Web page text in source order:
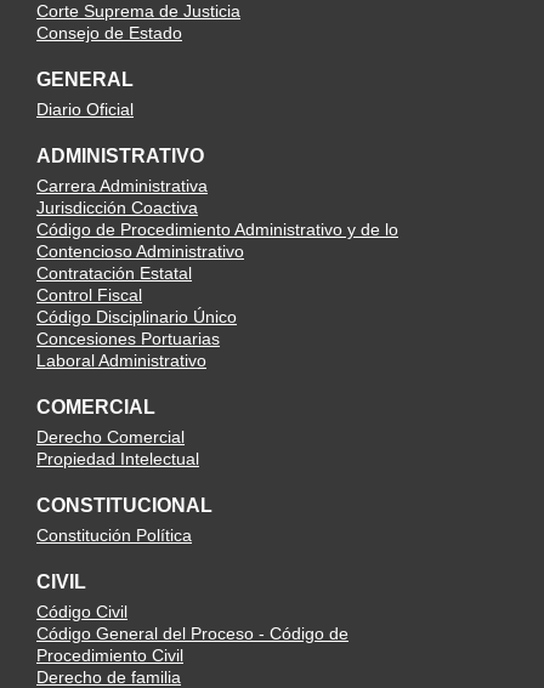
Corte Suprema de Justicia
Consejo de Estado
GENERAL
Diario Oficial
ADMINISTRATIVO
Carrera Administrativa
Jurisdicción Coactiva
Código de Procedimiento Administrativo y de lo
Contencioso Administrativo
Contratación Estatal
Control Fiscal
Código Disciplinario Único
Concesiones Portuarias
Laboral Administrativo
COMERCIAL
Derecho Comercial
Propiedad Intelectual
CONSTITUCIONAL
Constitución Política
CIVIL
Código Civil
Código General del Proceso - Código de
Procedimiento Civil
Derecho de familia